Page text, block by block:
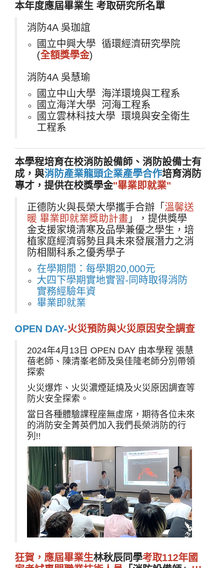
本年度應屆畢業生 考取研究所名單
消防4A 吳珈誼
國立中興大學 循環經濟研究學院
(全額獎學金)
消防4A 吳慧瑜
國立中山大學 海洋環境與工程系
國立海洋大學 河海工程系
國立雲林科技大學 環境與安全衛生
工程系
本學程培育在校消防設備師、消防設備士有
成， 與消防產業龍頭企業產學合作培育消防
專才，提供在校獎學金"畢業即就業"
正德防火與長榮大學攜手合辦「 溫馨送
暖 畢業即就業獎助計畫 」，提供獎學
金支援家境清寒及品學兼優之學生，培
植家庭經濟弱勢且具未來發展潛力之消
防相關科系之優秀學子
在學期間：每學期20,000元
大四下學期實地實習-同時取得消防
實務經驗年資
畢業即就業
OPEN DAY-火災預防與火災原因安全調查
2024年4月13日 OPEN DAY 由本學程 張慧
蓓老師、陳清峯老師及吳佳隆老師分別帶領
探索
火災爆炸、火災濃煙延燒及火災原因調查等
防火安全探索。
當日各種體驗課程座無虛席，期待各位未來
的消防安全菁英們加入我們長榮消防的行
列!!
狂賀，應屆畢業生林秋辰同學考取112年國